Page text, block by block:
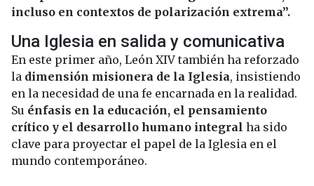
incluso en contextos de polarización extrema”.
Una Iglesia en salida y comunicativa
En este primer año, León XIV también ha reforzado
la dimensión misionera de la Iglesia, insistiendo
en la necesidad de una fe encarnada en la realidad.
Su énfasis en la educación, el pensamiento
crítico y el desarrollo humano integral ha sido
clave para proyectar el papel de la Iglesia en el
mundo contemporáneo.